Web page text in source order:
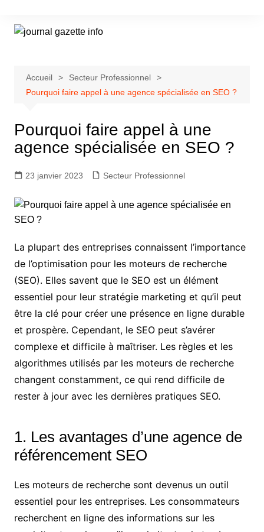
contenu
Accueil
Secteur Professionnel
Pourquoi faire appel à une agence spécialisée en SEO ?
Pourquoi faire appel à une
agence spécialisée en SEO ?
23 janvier 2023 Secteur Professionnel
La plupart des entreprises connaissent l’importance
de l’optimisation pour les moteurs de recherche
(SEO). Elles savent que le SEO est un élément
essentiel pour leur stratégie marketing et qu’il peut
être la clé pour créer une présence en ligne durable
et prospère. Cependant, le SEO peut s’avérer
complexe et difficile à maîtriser. Les règles et les
algorithmes utilisés par les moteurs de recherche
changent constamment, ce qui rend difficile de
rester à jour avec les dernières pratiques SEO.
1. Les avantages d’une agence de
référencement SEO
Les moteurs de recherche sont devenus un outil
essentiel pour les entreprises. Les consommateurs
recherchent en ligne des informations sur les